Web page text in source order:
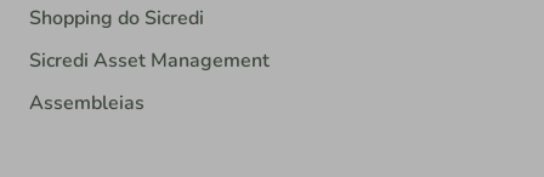
Shopping do Sicredi
Sicredi Asset Management
Assembleias